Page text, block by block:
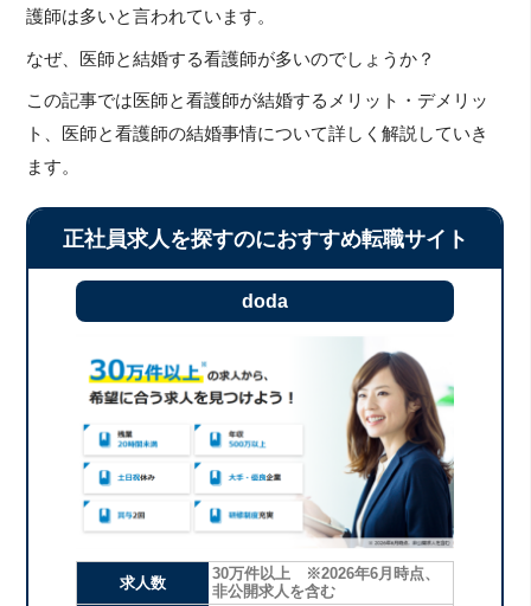
護師は多いと言われています。
なぜ、医師と結婚する看護師が多いのでしょうか？
この記事では医師と看護師が結婚するメリット・デメリッ
ト、医師と看護師の結婚事情について詳しく解説していき
ます。
正社員求人を探すのにおすすめ転職サイト
doda
求人数
30万件以上 ※2026年6月時点、
非公開求人を含む